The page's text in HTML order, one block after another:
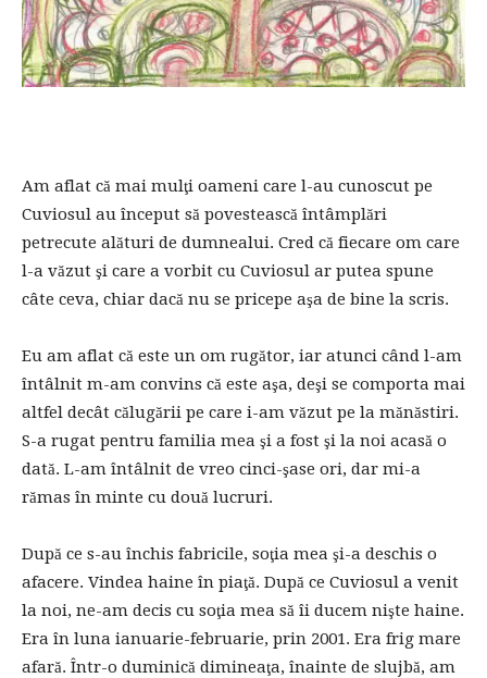
Am aflat că mai mulţi oameni care l-au cunoscut pe
Cuviosul au început să povestească întâmplări
petrecute alături de dumnealui. Cred că fiecare om care
l-a văzut şi care a vorbit cu Cuviosul ar putea spune
câte ceva, chiar dacă nu se pricepe aşa de bine la scris.
Eu am aflat că este un om rugător, iar atunci când l-am
întâlnit m-am convins că este aşa, deşi se comporta mai
altfel decât călugării pe care i-am văzut pe la mănăstiri.
S-a rugat pentru familia mea şi a fost şi la noi acasă o
dată. L-am întâlnit de vreo cinci-şase ori, dar mi-a
rămas în minte cu două lucruri.
După ce s-au închis fabricile, soţia mea şi-a deschis o
afacere. Vindea haine în piaţă. După ce Cuviosul a venit
la noi, ne-am decis cu soţia mea să îi ducem nişte haine.
Era în luna ianuarie-februarie, prin 2001. Era frig mare
afară. Într-o duminică dimineaţa, înainte de slujbă, am